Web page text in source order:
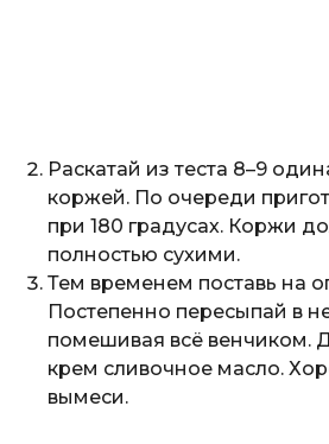
Раскатай из теста 8–9
коржей. По очереди
при 180 градусах. Коржи
полностью сухими.
Тем временем поставь на
Постепенно пересыпай в
помешивая всё венчиком.
крем сливочное масло.
вымеси.